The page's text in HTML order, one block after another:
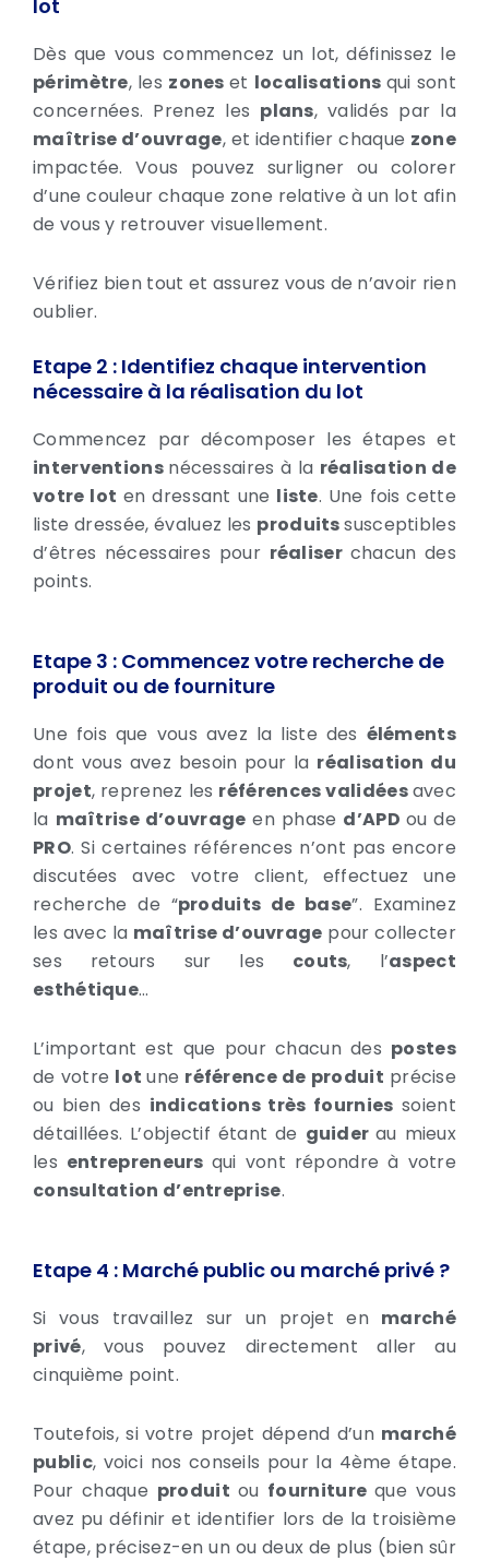
lot
Dès que vous commencez un lot, définissez le
périmètre, les zones et localisations qui sont
concernées. Prenez les plans, validés par la
maîtrise d’ouvrage, et identifier chaque zone
impactée. Vous pouvez surligner ou colorer
d’une couleur chaque zone relative à un lot afin
de vous y retrouver visuellement.
Vérifiez bien tout et assurez vous de n’avoir rien
oublier.
Etape 2 : Identifiez chaque intervention
nécessaire à la réalisation du lot
Commencez par décomposer les étapes et
interventions nécessaires à la réalisation de
votre lot en dressant une liste. Une fois cette
liste dressée, évaluez les produitssusceptibles
d’êtres nécessaires pour réaliser chacun des
points.
Etape 3 : Commencez votre recherche de
produit ou de fourniture
Une fois que vous avez la liste des éléments
dont vous avez besoin pour la réalisation du
projet, reprenez les références validéesavec
la maîtrise d’ouvrage en phase d’APD ou de
PRO.Si certaines références n’ont pas encore
discutées avec votre client, effectuez une
recherche de “produits de base”. Examinez
les avec la maîtrise d’ouvrage pour collecter
ses retours sur les couts, l’aspect
esthétique…
L’important est que pour chacun des postes
de votre lotune référence de produit précise
ou bien des indications très fournies soient
détaillées. L’objectif étant de guiderau mieux
les entrepreneurs qui vont répondre à votre
consultation d’entreprise.
Etape 4 : Marché public ou marché privé ?
Si vous travaillez sur un projet en marché
privé, vous pouvez directement aller au
cinquième point.
Toutefois, si votre projet dépend d’un marché
public, voici nos conseils pour la 4ème étape.
Pour chaque produit ou fournitureque vous
avez pu définir et identifier lors de la troisième
étape, précisez-en un ou deux de plus (bien sûr